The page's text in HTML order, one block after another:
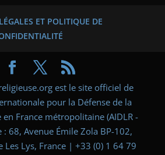
ET POLITIQUE DE
est le site officiel de
pour la Défense de la
en France métropolitaine (AIDLR -
: 68, Avenue Émile Zola BP-102,
Lys, France | +33 (0) 1 64 79